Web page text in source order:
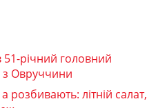
річний головний
з Овруччини
розбивають: літній салат,